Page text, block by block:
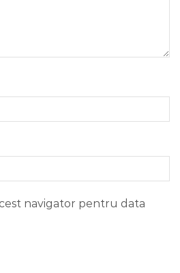
navigator pentru data